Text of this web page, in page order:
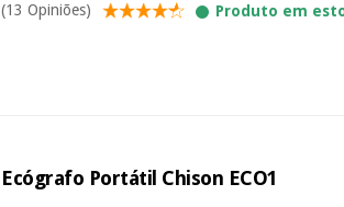
(13 Opiniões) Produto em
Ecógrafo Portátil Chison ECO1